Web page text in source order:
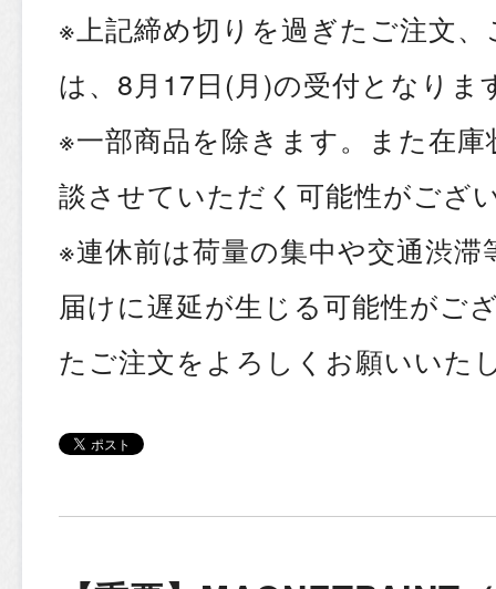
※上記締め切りを過ぎたご注文
は、8月17日(月)の受付となりま
※一部商品を除きます。また在
談させていただく可能性がござ
※連休前は荷量の集中や交通渋
届けに遅延が生じる可能性がご
たご注文をよろしくお願いいた